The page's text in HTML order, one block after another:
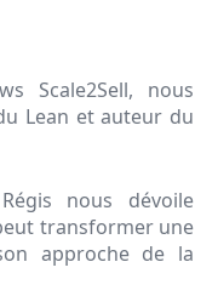
Scale2Sell, nous
Lean et auteur du
nous dévoile
transformer une
approche de la